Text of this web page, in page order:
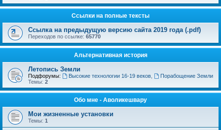
Ссылки на полные тексты
Ссылка на предыдущую версию сайта 2019 года (.pdf)
Переходов по ссылке: 65770
Альтернативная история
Летопись Земли
Подфорумы: Высокие технологии 16-19 веков,
Порабощение Земли
Темы: 2
Обо мне - Аволикешвару
Мои жизненные установки
Темы: 1